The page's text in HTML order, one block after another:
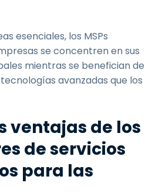
esenciales, los MSPs
se concentren en sus
mientras se benefician de
avanzadas que los
ventajas de los
de servicios
para las